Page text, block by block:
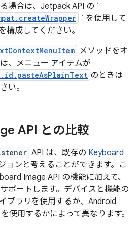
場合は、Jetpack API の `
` を使用して
構成してください。
メソッドをオ
、メニュー アイテムが
のときは
い。
API との比較
API は、既存の Keyboard
ョンと考えることができます。こ
Image API の機能に加えて、
ポートします。デバイスと機能の
ブラリを使用するか、Android
使用するかによって異なります。